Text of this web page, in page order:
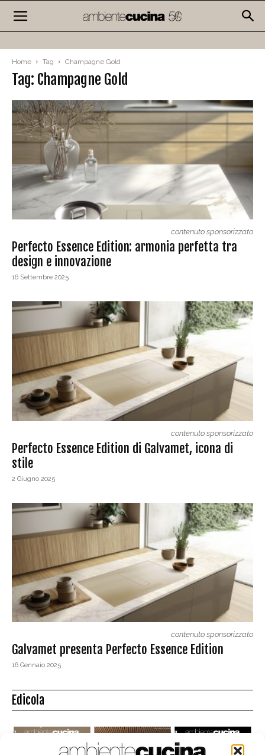
Home Tag Champagne Gold
Tag: Champagne Gold
contenuto sponsorizzato
Perfecto Essence Edition: armonia perfetta tra
design e innovazione
16 Settembre 2025
contenuto sponsorizzato
Perfecto Essence Edition di Galvamet, icona di
stile
2 Giugno 2025
contenuto sponsorizzato
Galvamet presenta Perfecto Essence Edition
16 Gennaio 2025
Edicola